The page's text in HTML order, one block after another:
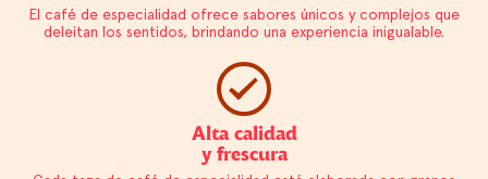
El café de especialidad ofrece sabores únicos y complejos que
deleitan los sentidos, brindando una experiencia inigualable.
Alta calidad
y frescura